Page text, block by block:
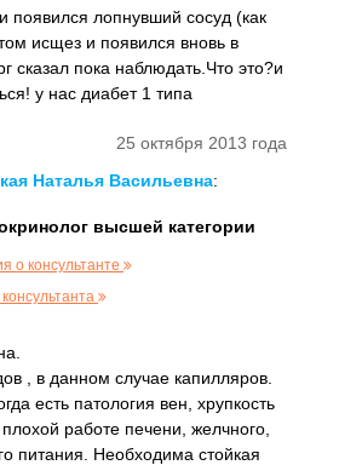
появился лопнувший сосуд (как
исщез и появился вновь в
сказал пока наблюдать.Что это?и
у нас диабет 1 типа
25 октября 2013 года
Наталья Васильевна:
высшей категории
о консультанте
, в данном случае капилляров.
есть патология вен, хрупкость
работе печени, желчного,
питания. Необходима стойкая